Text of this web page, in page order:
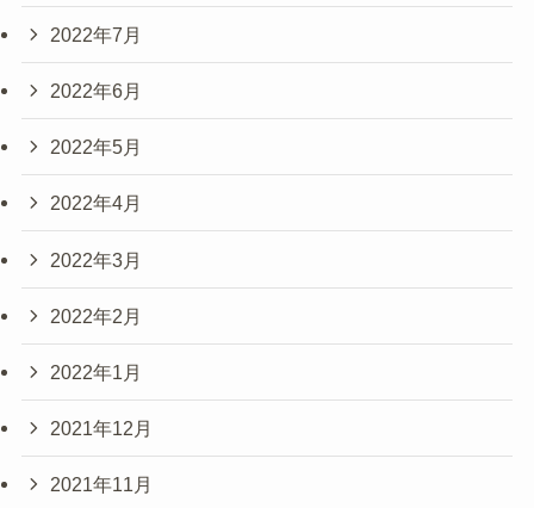
2022年7月
2022年6月
2022年5月
2022年4月
2022年3月
2022年2月
2022年1月
2021年12月
2021年11月